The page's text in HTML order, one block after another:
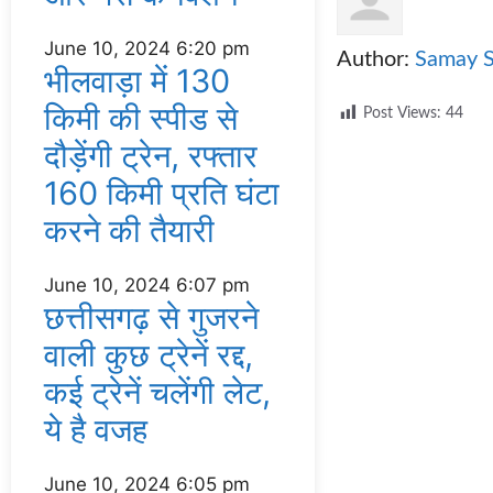
June 10, 2024 6:20 pm
भीलवाड़ा में 130
किमी की स्पीड से
दौड़ेंगी ट्रेन, रफ्तार
160 किमी प्रति घंटा
करने की तैयारी
June 10, 2024 6:07 pm
छत्तीसगढ़ से गुजरने
वाली कुछ ट्रेनें रद्द,
कई ट्रेनें चलेंगी लेट,
ये है वजह
June 10, 2024 6:05 pm
Author: Samay
Post Views: 44